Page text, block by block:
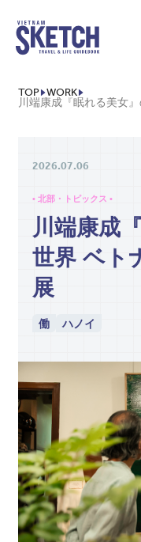
TOP WORK
2026.07.06
• 北部・トピックス •
川端康成
世界 ベト
展
働 ハノイ